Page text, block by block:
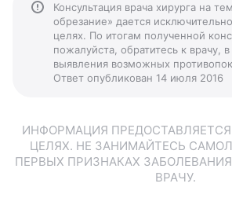
Консультация врача хирурга на
обрезание» дается
целях. По итогам полученной
пожалуйста, обратитесь к врачу,
выявления возможных
Ответ опубликован 14 июля 2016
ИНФОРМАЦИЯ
ЦЕЛЯХ. НЕ ЗАНИМАЙТЕСЬ
ПЕРВЫХ ПРИЗНАКАХ
ВРАЧУ.